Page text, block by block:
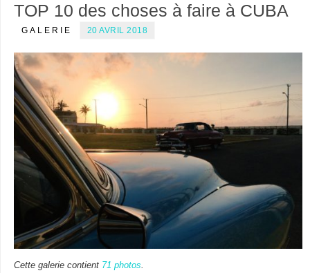
TOP 10 des choses à faire à CUBA
GALERIE 20 AVRIL 2018
Cette galerie contient 71 photos.